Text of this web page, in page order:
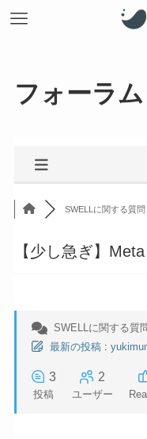
フォーラム
SWELLに関する質問
【少し急ぎ】
SWELLに関する質
最新の投稿 :
3
投稿
2
ユーザー